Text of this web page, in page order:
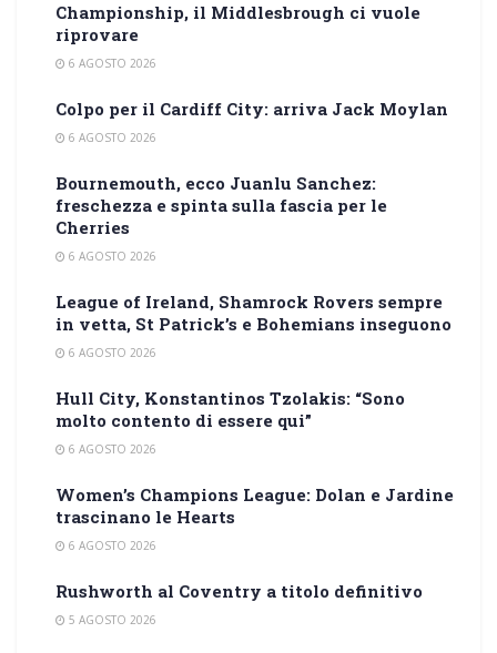
Championship, il Middlesbrough ci vuole
riprovare
6 AGOSTO 2026
Colpo per il Cardiff City: arriva Jack Moylan
6 AGOSTO 2026
Bournemouth, ecco Juanlu Sanchez:
freschezza e spinta sulla fascia per le
Cherries
6 AGOSTO 2026
League of Ireland, Shamrock Rovers sempre
in vetta, St Patrick’s e Bohemians inseguono
6 AGOSTO 2026
Hull City, Konstantinos Tzolakis: “Sono
molto contento di essere qui”
6 AGOSTO 2026
Women’s Champions League: Dolan e Jardine
trascinano le Hearts
6 AGOSTO 2026
Rushworth al Coventry a titolo definitivo
5 AGOSTO 2026